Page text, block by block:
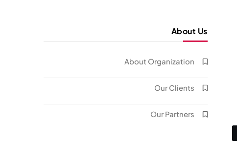
About Us
About Organization
Our Clients
Our Partners